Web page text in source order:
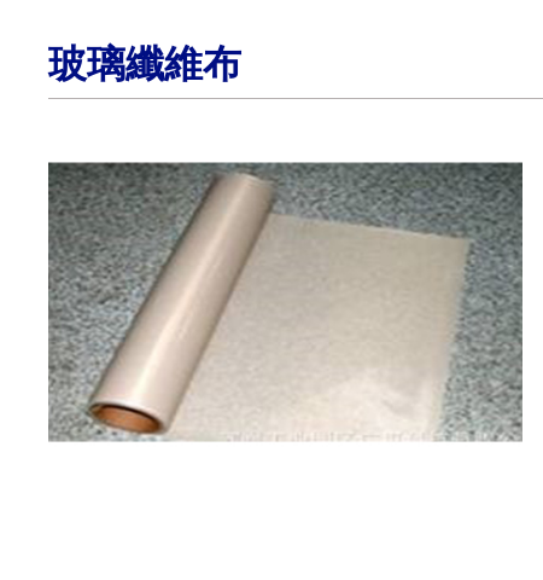
玻璃纖維布